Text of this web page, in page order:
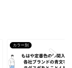
カラー別